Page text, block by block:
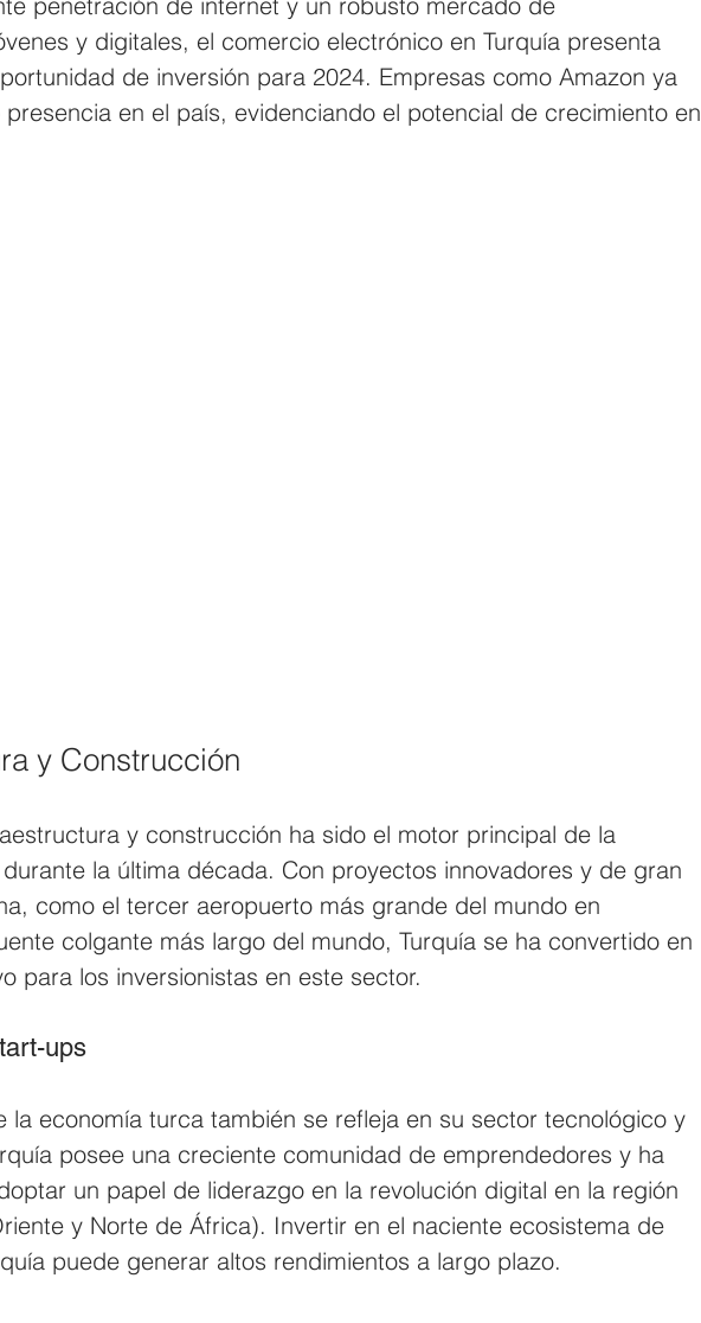
y digitales, el comercio electrónico en Turquía presenta
de inversión para 2024. Empresas como Amazon ya
en el país, evidenciando el potencial de crecimiento en
y Construcción
y construcción ha sido el motor principal de la
la última década. Con proyectos innovadores y de gran
como el tercer aeropuerto más grande del mundo en
colgante más largo del mundo, Turquía se ha convertido en
para los inversionistas en este sector.
ups
la economía turca también se refleja en su sector tecnológico y
posee una creciente comunidad de emprendedores y ha
un papel de liderazgo en la revolución digital en la región
y Norte de África). Invertir en el naciente ecosistema de
puede generar altos rendimientos a largo plazo.